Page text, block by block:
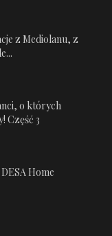
z Mediolanu, z
o których
Część 3
Home